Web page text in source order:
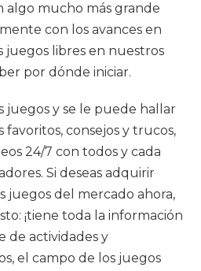
algo mucho más grande
con los avances en
juegos libres en nuestros
por dónde iniciar.
juegos y se le puede hallar
consejos y trucos,
24/7 con todos y cada
Si deseas adquirir
juegos del mercado ahora,
¡tiene toda la información
de actividades y
el campo de los juegos